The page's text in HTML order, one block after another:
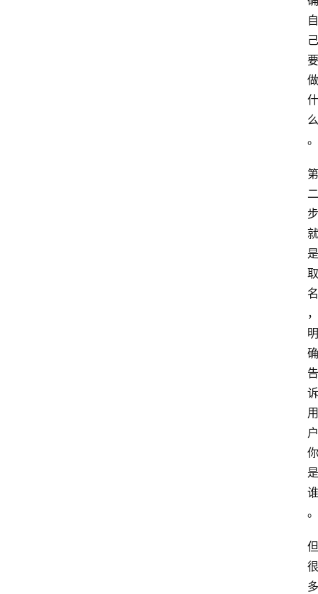
自
己
要
做
什
么
。
第
二
步
就
是
取
名
，
明
确
告
诉
用
户
你
是
谁
。
但
很
多